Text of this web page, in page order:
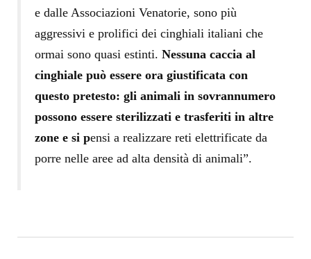
e dalle Associazioni Venatorie, sono più
aggressivi e prolifici dei cinghiali italiani che
ormai sono quasi estinti. Nessuna caccia al
cinghiale può essere ora giustificata con
questo pretesto: gli animali in sovrannumero
possono essere sterilizzati e trasferiti in altre
zone e si pensi a realizzare reti elettrificate da
porre nelle aree ad alta densità di animali”.